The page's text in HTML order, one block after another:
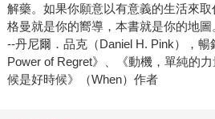
解藥。如果你願意以有意義的生活來
格曼就是你的嚮導，本書就是你的地圖
--丹尼爾．品克（Daniel H. Pink），
Power of Regret》、《動機，單純的
候是好時候》（When）作者